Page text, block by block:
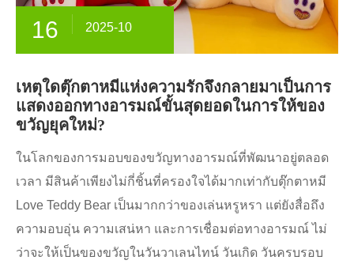
16 2025-10
เหตุใดตุ๊กตาหมีแห่งความรักจึงกลายมาเป็นการ
แสดงออกทางอารมณ์ขั้นสุดยอดในการให้ของ
ขวัญยุคใหม่?
ในโลกของการมอบของขวัญทางอารมณ์ที่พัฒนาอยู่ตลอด
เวลา มีสินค้าเพียงไม่กี่ชิ้นที่ครองใจได้มากเท่ากับตุ๊กตาหมี
Love Teddy Bear เป็นมากกว่าของเล่นหรูหรา แต่ยังสื่อถึง
ความอบอุ่น ความเสน่หา และการเชื่อมต่อทางอารมณ์ ไม่
ว่าจะให้เป็นของขวัญในวันวาเลนไทน์ วันเกิด วันครบรอบ